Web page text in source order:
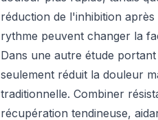
réduction de l'inhibition
rythme peuvent changer la
Dans une autre étude
seulement réduit la douleur
traditionnelle. Combiner
récupération tendineuse,